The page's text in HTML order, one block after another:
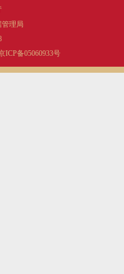
理局
ICP备05060933号